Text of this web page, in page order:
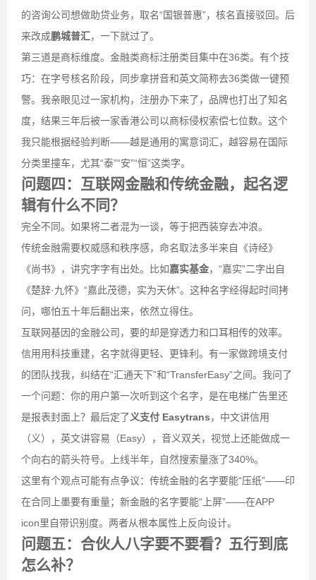
的咨询公司想做助贷业务，取名“国银普惠”，核名直接驳回。后
来改成鹏城普汇，一下就过了。
第三道是商标维度。金融类商标注册类目集中在36类。有个技
巧：在字号核名阶段，同步拿拼音和英文简称去36类做一键预
警。我亲眼见过一家机构，注册办下来了，品牌也打出了知名
度，结果三年后被一家香港公司以商标侵权索偿七位数。这个
我只能根据经验判断——越是通用的寓意词汇，越容易在国际
分类里撞车，尤其“泰”“安”“恒”这类字。
问题四：互联网金融和传统金融，起名逻
辑有什么不同？
完全不同。如果将二者混为一谈，等于把西装穿去冲浪。
传统金融需要权威感和秩序感，命名取法多半来自《诗经》
《尚书》，讲究字字有出处。比如嘉实基金，“嘉实”二字出自
《楚辞·九怀》“嘉此茂德，实为天休”。这种名字经得起时间拷
问，哪怕五十年后翻出来，依然立得住。
互联网基因的金融公司，要的却是穿透力和口耳相传的效率。
信用用科技重建，名字就得更轻、更锋利。有一家做跨境支付
的团队找我，纠结在“汇通天下”和“TransferEasy”之间。我问了
一个问题：你的用户第一次听到这个名字，是在电梯广告里还
是报表封面上？最后定了义支付 Easytrans，中文讲信用
（义），英文讲容易（Easy），音义双关，视觉上还能做成一
个向右的箭头符号。上线半年，自然搜索量涨了340%。
这里有个观点可能有点争议：传统金融的名字要能“压纸”——印
在合同上墨要有重量；新金融的名字要能“上屏”——在APP
icon里自带识别度。两者从根本属性上反向设计。
问题五：合伙人八字要不要看？五行到底
怎么补？